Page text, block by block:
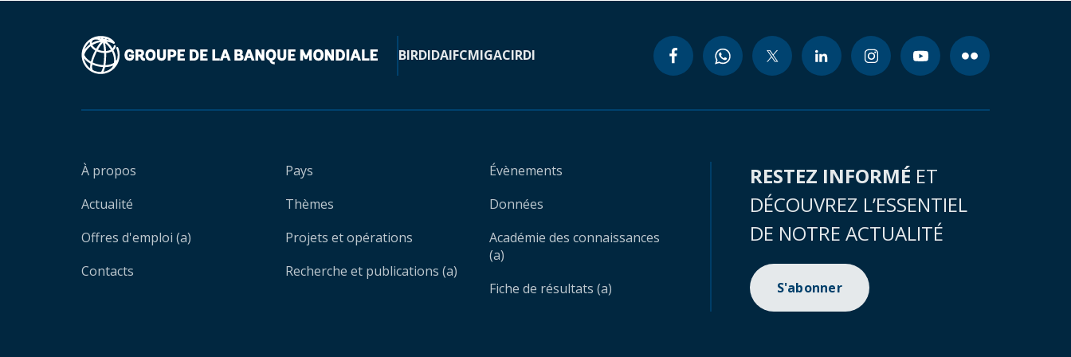
BIRDIDAIFCMIGACIRDI
À propos
Actualité
Offres d'emploi (a)
Contacts
Pays
Thèmes
Projets et opérations
Recherche et publications (a)
Évènements
Données
Académie des connaissances
(a)
Fiche de résultats (a)
RESTEZ INFORMÉ ET
DÉCOUVREZ L’ESSENTIEL
DE NOTRE ACTUALITÉ
S'abonner